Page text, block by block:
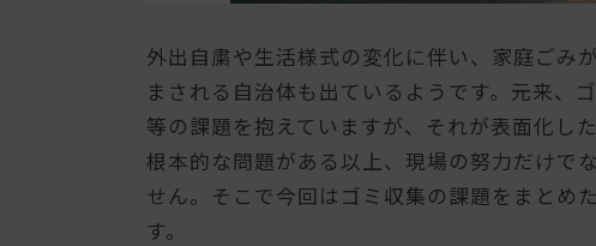
外出自粛や生活様式の変化に伴い、家庭ごみ
まされる自治体も出ているようです。元来、
等の課題を抱えていますが、それが表面化し
根本的な問題がある以上、現場の努力だけで
せん。そこで今回はゴミ収集の課題をまとめ
す。